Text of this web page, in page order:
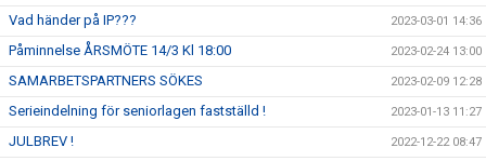
Vad händer på IP??? 2023-03-01 14:36
Påminnelse ÅRSMÖTE 14/3 Kl 18:00 2023-02-24 13:00
SAMARBETSPARTNERS SÖKES 2023-02-09 12:28
Serieindelning för seniorlagen fastställd ! 2023-01-13 11:27
JULBREV ! 2022-12-22 08:47